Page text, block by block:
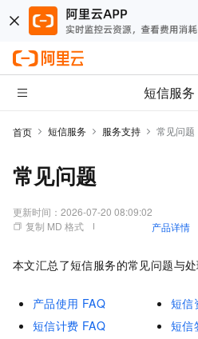
短信服务
首页 短信服务 服务支持 常见问题
常见问题
更新时间： 2026-07-20 08:09:02
复制 MD 格式
产品详情
本文汇总了短信服务的常见问题与处
产品使用 FAQ
短信计费 FAQ
短信
短信